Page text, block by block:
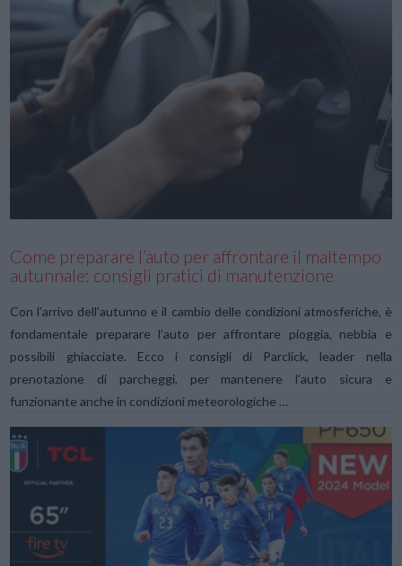
Come preparare l’auto per affrontare il maltempo
autunnale: consigli pratici di manutenzione
Con l’arrivo dell’autunno e il cambio delle condizioni atmosferiche, è
fondamentale preparare l’auto per affrontare pioggia, nebbia e
possibili ghiacciate. Ecco i consigli di Parclick, leader nella
prenotazione di parcheggi, per mantenere l’auto sicura e
funzionante anche in condizioni meteorologiche …